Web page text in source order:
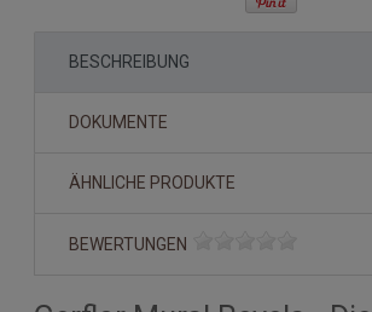
BESCHREIBUNG
DOKUMENTE
ÄHNLICHE PRODUKTE
BEWERTUNGEN